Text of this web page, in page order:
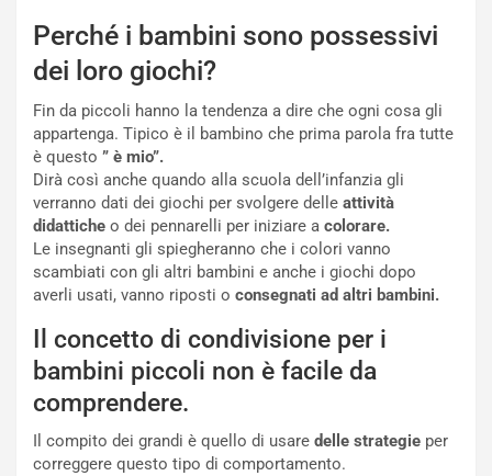
Perché i bambini sono possessivi
dei loro giochi?
Fin da piccoli hanno la tendenza a dire che ogni cosa gli
appartenga. Tipico è il bambino che prima parola fra tutte
è questo ” è mio”.
Dirà così anche quando alla scuola dell’infanzia gli
verranno dati dei giochi per svolgere delle attività
didattiche o dei pennarelli per iniziare a colorare.
Le insegnanti gli spiegheranno che i colori vanno
scambiati con gli altri bambini e anche i giochi dopo
averli usati, vanno riposti o consegnati ad altri bambini.
Il concetto di condivisione per i
bambini piccoli non è facile da
comprendere.
Il compito dei grandi è quello di usare delle strategie per
correggere questo tipo di comportamento.